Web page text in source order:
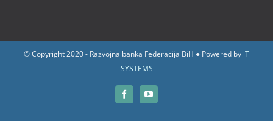
© Copyright 2020 - Razvojna banka Federacija BiH ● Powered by iT
SYSTEMS
FacebookYouTube